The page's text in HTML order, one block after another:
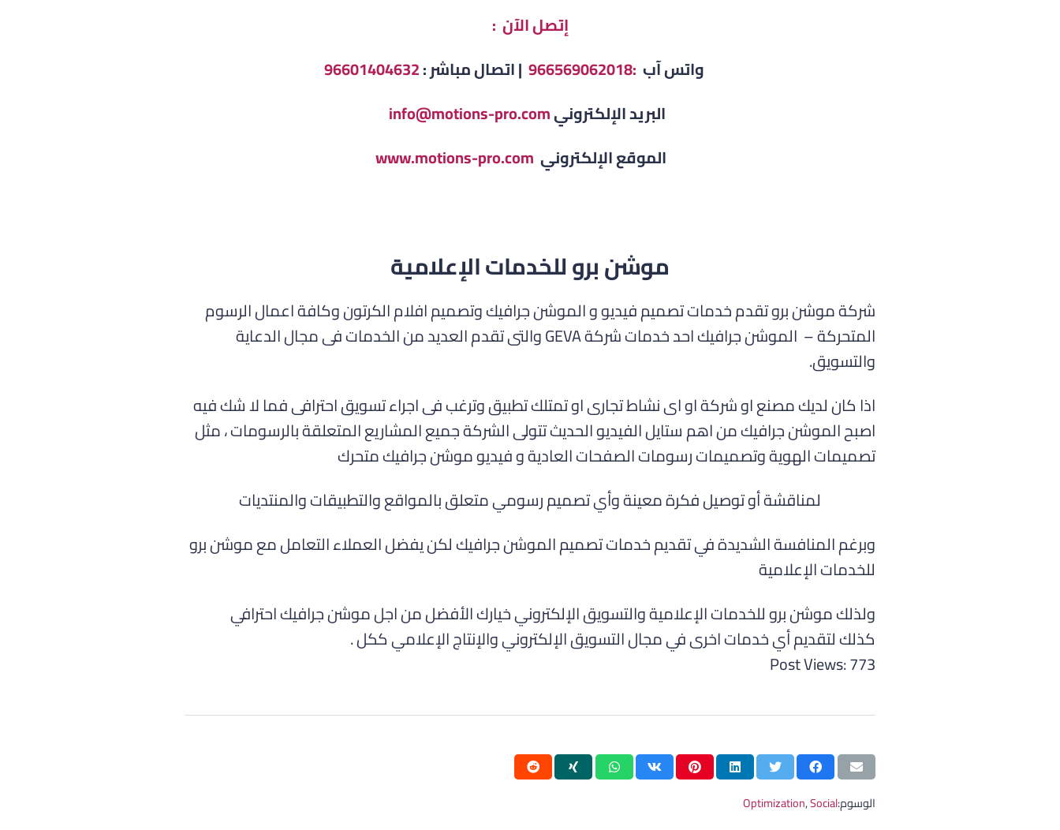
إتصل الآن :
واتس آب :966569062018 | اتصال مباشر :96601404632
البريد الإلكترونيinfo@motions-pro.com
الموقع الإلكتروني www.motions-pro.com
موشن برو للخدمات الإعلامية
شركة موشن برو تقدم خدمات تصميم فيديو و الموشن جرافيك وتصميم افلام الكرتون وكافة اعمال الرسوم
المتحركة – الموشن جرافيك احد خدمات شركة GEVA والتى تقدم العديد من الخدمات فى مجال الدعاية
والتسويق.
اذا كان لديك مصنع او شركة او اى نشاط تجارى او تمتلك تطبيق وترغب فى اجراء تسويق احترافى فما لا شك فيه
اصبح الموشن جرافيك من اهم ستايل الفيديو الحديث تتولى الشركة جميع المشاريع المتعلقة بالرسومات ، مثل
تصميمات الهوية وتصميمات رسومات الصفحات العادية و فيديو موشن جرافيك متحرك
لمناقشة أو توصيل فكرة معينة وأي تصميم رسومي متعلق بالمواقع والتطبيقات والمنتديات
وبرغم المنافسة الشديدة في تقديم خدمات تصميم الموشن جرافيك لكن يفضل العملاء التعامل مع موشن برو
للخدمات الإعلامية
ولذلك موشن برو للخدمات الإعلامية والتسويق الإلكتروني خيارك الأفضل من اجل موشن جرافيك احترافي
كذلك لتقديم أي خدمات اخرى في مجال التسويق الإلكتروني والإنتاج الإعلامي ككل .
Post Views:773
الوسوم: Optimization,Social